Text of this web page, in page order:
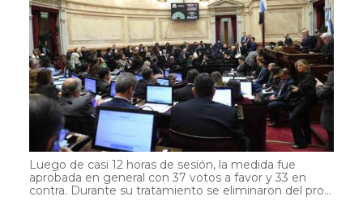
Luego de casi 12 horas de sesión, la medida fue
aprobada en general con 37 votos a favor y 33 en
contra. Durante su tratamiento se eliminaron del pro...